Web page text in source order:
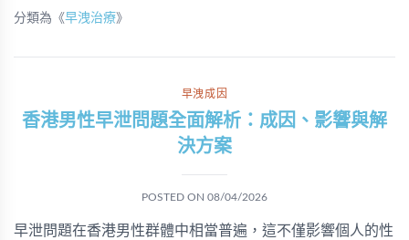
分類為《早洩治療》
早洩成因
香港男性早泄問題全面解析：成因、影響與解
決方案
POSTED ON 08/04/2026
早泄問題在香港男性群體中相當普遍，這不僅影響個人的性